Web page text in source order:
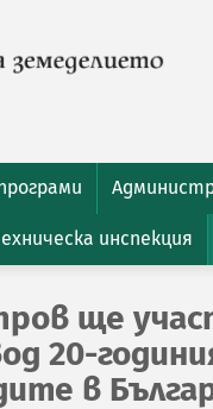
инспекция
ще
20-
в